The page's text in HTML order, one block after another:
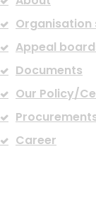
Appeal
Documents
Our Policy/
Career